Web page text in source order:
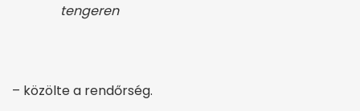
tengeren
– közölte a rendőrség.